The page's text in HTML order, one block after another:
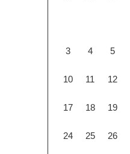
3 4 5
10 11 12
17 18 19
24 25 26